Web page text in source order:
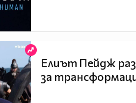
Елиът Пейдж
за